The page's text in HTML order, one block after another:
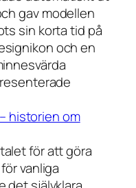
gav modellen
sin korta tid på
och en
historien om
för att göra
vanliga